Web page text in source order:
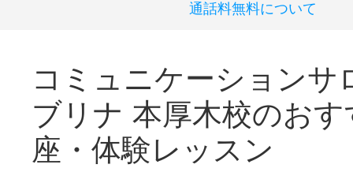
通話料無料について
コミュニケーション
ブリナ 本厚木校のお
座・体験レッスン